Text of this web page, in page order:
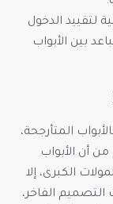
لتقييد الدخول
بين الأبواب
المتأرجحة،
أن الأبواب
الكبرى، إلا
التصميم الفاخر،